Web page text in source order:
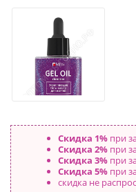
Скидка 1%при
Скидка 2%при
Скидка 3%при
Скидка 5%при
скидка не